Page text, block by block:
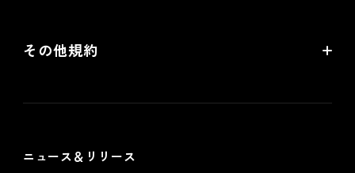
futureshop omni-channelサービス規約
その他規約
ニュース＆リリース